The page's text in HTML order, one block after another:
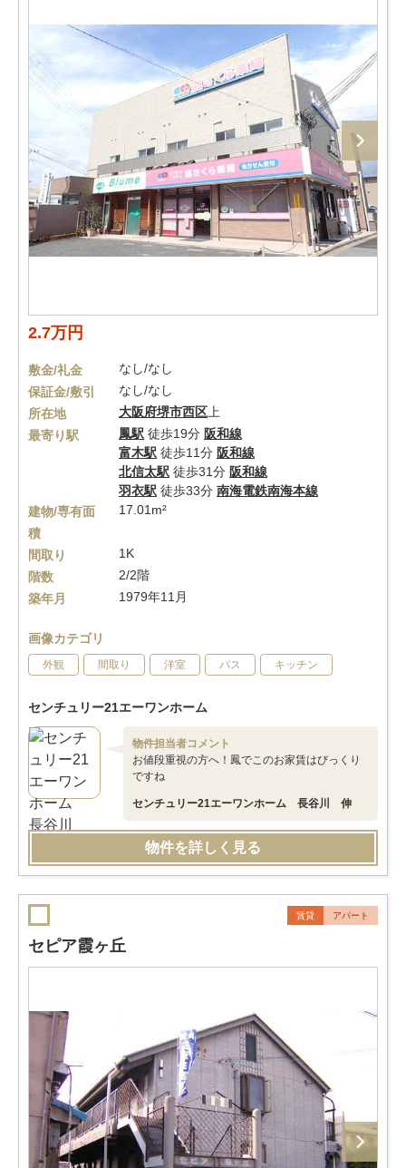
2.7万円
敷金/礼金
なし/なし
保証金/敷引
なし/なし
所在地
大阪府堺市西区 上
最寄り駅
鳳駅 徒歩19分 阪和線
富木駅 徒歩11分 阪和線
北信太駅 徒歩31分 阪和線
羽衣駅 徒歩33分 南海電鉄南海本線
建物/専有面
積
17.01m²
間取り
1K
階数
2/2階
築年月
1979年11月
画像カテゴリ
外観 間取り 洋室 バス キッチン
センチュリー21エーワンホーム
物件担当者コメント
お値段重視の方へ！鳳でこのお家賃はびっくり
ですね
センチュリー21エーワンホーム 長谷川 伸
物件を詳しく見る
賃貸 アパート
セピア霞ヶ丘